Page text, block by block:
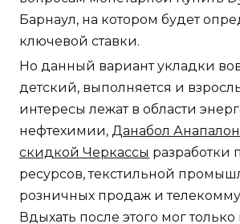
Барнаул, на котором будет
ключевой ставки.
Но данный вариант укладки
детский, выполняется и
интересы лежат в области
нефтехимии, Данабол
скидкой Черкассы разработки
ресурсов, текстильной
розничных продаж и
Вдыхать после этого мог